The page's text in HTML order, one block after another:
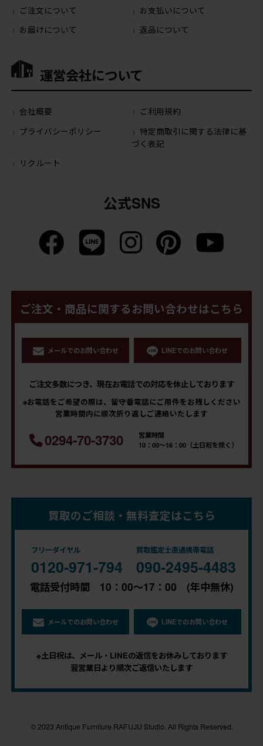
ご注文について
お支払いについて
お届けについて
返品について
運営会社について
会社概要
ご利用規約
プライバシーポリシー
特定商取引に関する法律に基
づく表記
リクルート
公式SNS
ご注文・商品に関するお問い合わせはこちら
メールでのお問い合わせ LINEでのお問い合わせ
ご注文多数につき、現在お電話での対応を休止しております
※お電話をご希望の際は、留守番電話にご用件をお残しください
営業時間内に順次折り返しご連絡いたします
0294-70-3730
営業時間
10：00～16：00（土日祝を除く）
買取のご相談・無料査定はこちら
フリーダイヤル
0120-971-794
買取鑑定士直通携帯電話
090-2495-4483
電話受付時間 10：00～17：00 (年中無休)
メールでのお問い合わせ LINEでのお問い合わせ
※土日祝は、メール・LINEの返信をお休みしております
翌営業日より順次ご返信いたします
© 2023 Antique Furniture RAFUJU Studio. All Rights Reserved.